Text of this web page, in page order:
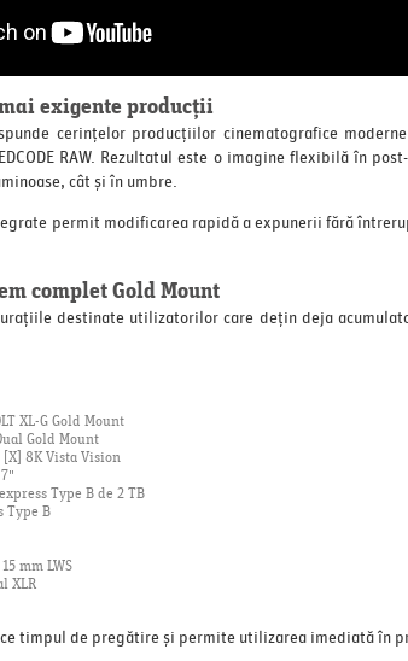
exigente producții
cerințelor producțiilor cinematografice
RAW. Rezultatul este o imagine flexibilă în
cât și în umbre.
permit modificarea rapidă a expunerii fără
complet Gold Mount
destinate utilizatorilor care dețin deja
XL-G Gold Mount
Gold Mount
[X] 8K Vista Vision
Type B de 2 TB
Type B
mm LWS
XLR
timpul de pregătire și permite utilizarea imediată în